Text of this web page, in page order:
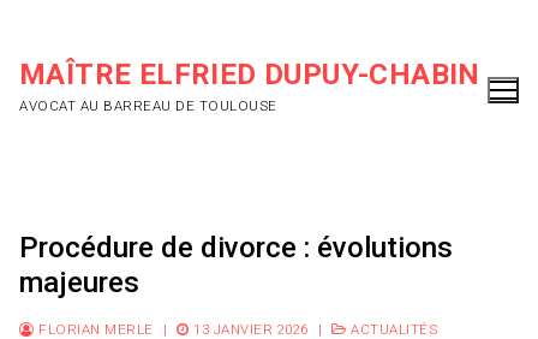
contenu
MAÎTRE ELFRIED DUPUY-CHABIN
AVOCAT AU BARREAU DE TOULOUSE
Procédure de divorce : évolutions
majeures
FLORIAN MERLE | 13 JANVIER 2026 | ACTUALITÉS